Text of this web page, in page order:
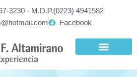
3230 - M.D.P.(0223) 4941582
Facebook